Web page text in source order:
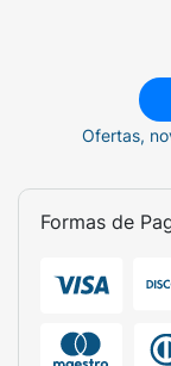
»
» Em caso
enxaguar
procure por
Ofertas,
Formas de